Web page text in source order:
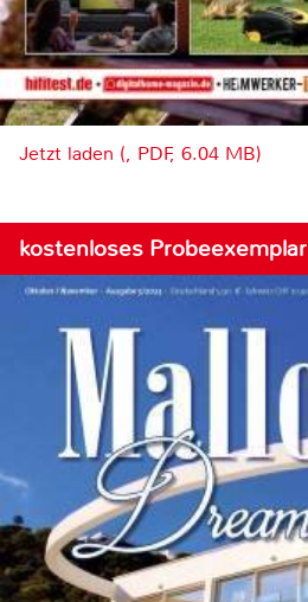
Jetzt laden (, PDF, 6.04 MB)
kostenloses Probeexemplar